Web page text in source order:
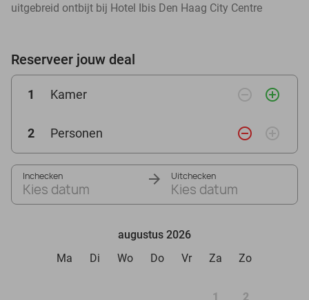
uitgebreid ontbijt bij Hotel Ibis Den Haag City Centre
Reserveer jouw deal
1 Kamer remove_circle_outline add_circle_outline
2 Personen remove_circle_outline add_circle_outline
Inchecken
Kies datum
Uitchecken
Kies datum
augustus 2026
Ma
Di Wo Do Vr Za Zo
1 2